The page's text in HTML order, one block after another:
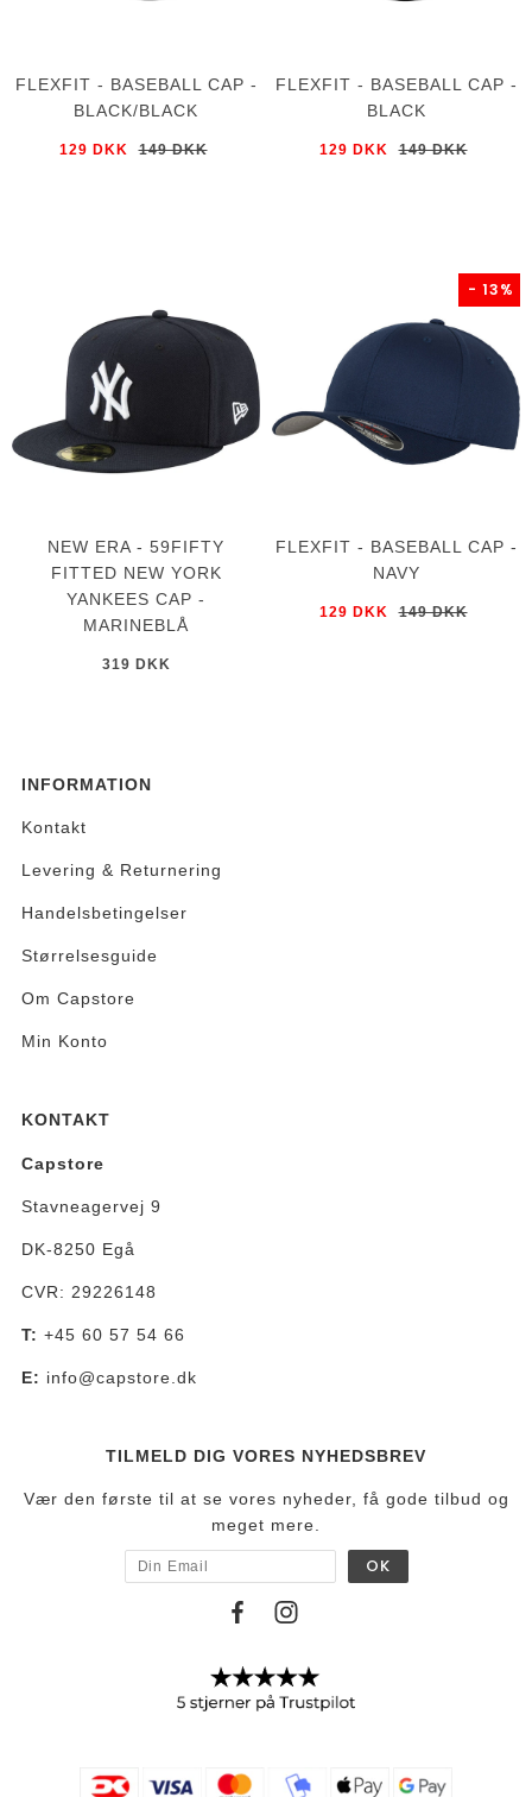
FLEXFIT - BASEBALL CAP -
BLACK/BLACK
129 DKK 149 DKK
FLEXFIT - BASEBALL CAP -
BLACK
129 DKK 149 DKK
NEW ERA - 59FIFTY
FITTED NEW YORK
YANKEES CAP -
MARINEBLÅ
319 DKK
- 13%
FLEXFIT - BASEBALL CAP -
NAVY
129 DKK 149 DKK
INFORMATION
Kontakt
Levering & Returnering
Handelsbetingelser
Størrelsesguide
Om Capstore
Min Konto
KONTAKT
Capstore
Stavneagervej 9
DK-8250 Egå
CVR: 29226148
T: +45 60 57 54 66
E: info@capstore.dk
TILMELD DIG VORES NYHEDSBREV
Vær den første til at se vores nyheder, få gode tilbud og
meget mere.